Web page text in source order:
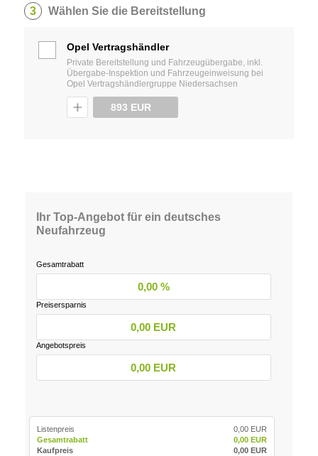
3 Wählen Sie die Bereitstellung
Opel Vertragshändler
Private Bereitstellung und Fahrzeugübergabe, inkl.
Übergabe-Inspektion und Fahrzeugeinweisung bei
Opel Vertragshändlergruppe Niedersachsen
893 EUR
Ihr Top-Angebot für ein deutsches
Neufahrzeug
Gesamtrabatt
0,00 %
Preisersparnis
0,00 EUR
Angebotspreis
0,00 EUR
Listenpreis
0,00 EUR
Gesamtrabatt
0,00 EUR
Kaufpreis
0,00 EUR